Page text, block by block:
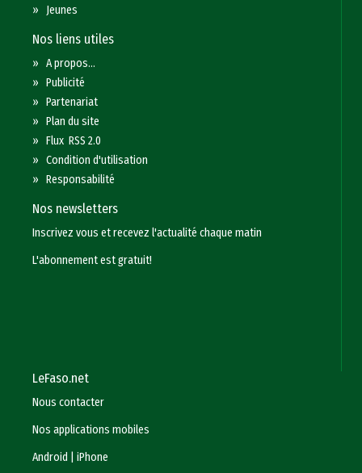
» Jeunes
Nos liens utiles
»A propos...
»Publicité
»Partenariat
»Plan du site
»Flux RSS 2.0
»Condition d'utilisation
»Responsabilité
Nos newsletters
Inscrivez vous et recevez l'actualité chaque matin
L'abonnement est gratuit!
LeFaso.net
Nous contacter
Nos applications mobiles
Android
|iPhone